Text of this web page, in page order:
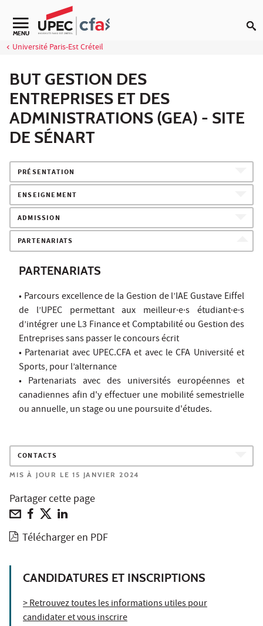
Aller au contenu
MENU
Université Paris-Est Créteil
BUT GESTION DES
ENTREPRISES ET DES
ADMINISTRATIONS (GEA) - SITE
DE SÉNART
PRÉSENTATION
ENSEIGNEMENT
ADMISSION
PARTENARIATS
PARTENARIATS
• Parcours excellence de la Gestion de l’IAE Gustave Eiffel
de l’UPEC permettant aux meilleur·e·s étudiant·e·s
d’intégrer une L3 Finance et Comptabilité ou Gestion des
Entreprises sans passer le concours écrit
• Partenariat avec UPEC.CFA et avec le CFA Université et
Sports, pour l’alternance
• Partenariats avec des universités européennes et
canadiennes afin d'y effectuer une mobilité semestrielle
ou annuelle, un stage ou une poursuite d'études.
CONTACTS
MIS À JOUR LE 15 JANVIER 2024
Partager cette page
Télécharger en PDF
CANDIDATURES ET INSCRIPTIONS
> Retrouvez toutes les informations utiles pour
candidater et vous inscrire